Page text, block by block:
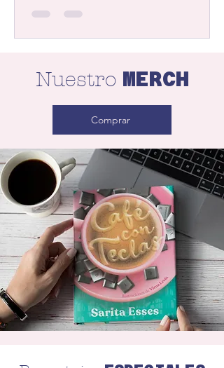
Nuestro MERCH
Comprar